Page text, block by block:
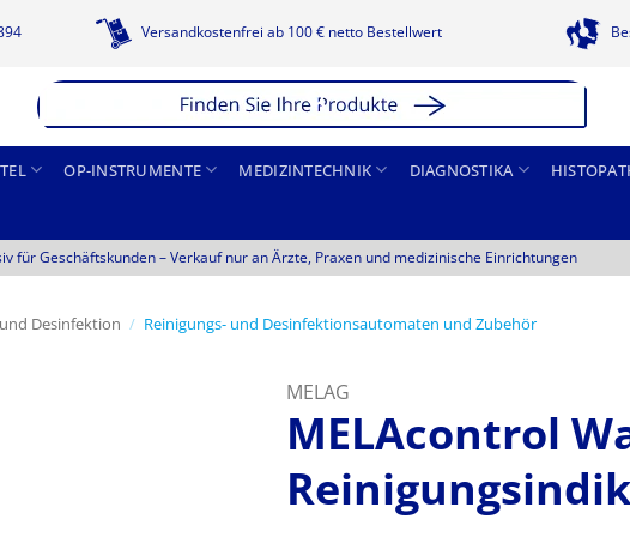
Versandkostenfrei ab 100 € netto Bestellwert
OP-INSTRUMENTE MEDIZINTECHNIK DIAGNOSTIKA
für Geschäftskunden –Verkauf nur an Ärzte, Praxen und medizinische Einrichtungen
Desinfektion / Reinigungs- und Desinfektionsautomaten und Zubehör
MELAG
MELAcontrol